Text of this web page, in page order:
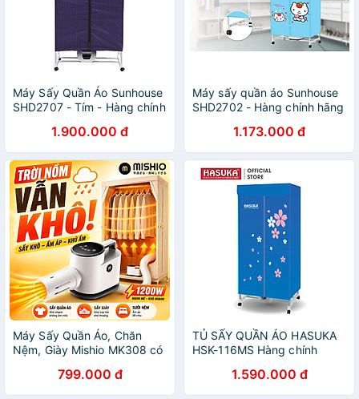
Máy Sấy Quần Áo Sunhouse
SHD2707 - Tím - Hàng chính
1.900.000 đ
Máy sấy quần áo Sunhouse
SHD2702 - Hàng chính hãng
1.173.000 đ
Máy Sấy Quần Áo, Chăn
Nệm, Giày Mishio MK308 có
Hàng chính hãng
799.000 đ
TỦ SẤY QUẦN ÁO HASUKA
HSK-116MS Hàng chính
1.590.000 đ